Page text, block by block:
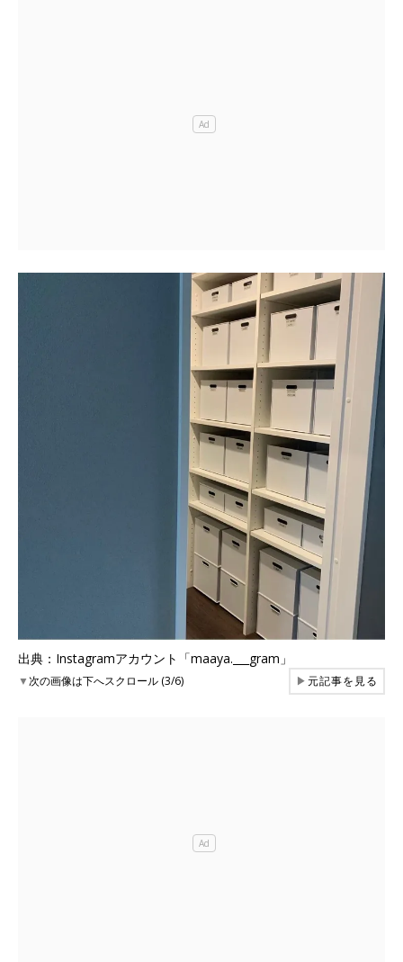
出典：Instagramアカウント「maaya.___gram」
▼次の画像は下へスクロール (3/6) ▶元記事を見る